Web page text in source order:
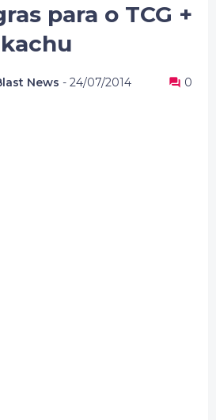
para o TCG +
News - 24/07/2014 0